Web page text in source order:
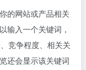
的网站或产品相关
输入一个关键词，
竞争程度、相关关
还会显示该关键词